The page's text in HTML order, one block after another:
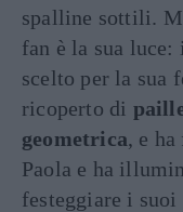
spalline sottili.
fan è la sua
scelto per la sua
ricoperto di
geometrica, e
Paola e ha
festeggiare i